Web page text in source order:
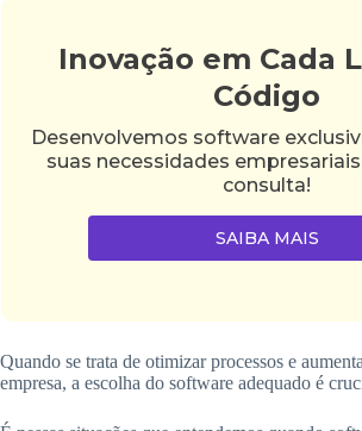
Inovação em Cada
Código
Desenvolvemos software
suas necessidades
consulta!
SAIBA MAIS
Quando se trata de otimizar processos e
empresa, a escolha do software adequado é